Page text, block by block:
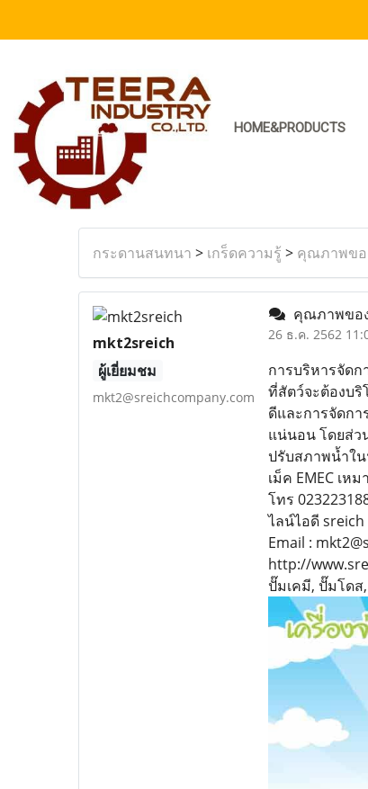
HOME&PRODUCTS
กระดานสนทนา > เกร็ดความรู้ > คุณภาพขอ
mkt2sreich
ผู้เยี่ยมชม
mkt2@sreichcompany.com
คุณภาพขอ
26 ธ.ค. 2562
การบริหารจัดก
ที่สัตว์จะต้องบ
ดีและการจัดก
แน่นอน โดยส่ว
ปรับสภาพน้ำใน
เม็ค EMEC เ
โทร
ไลน์ไอดี sreich
Email :
http://
ปั๊มเคมี, ปั๊มโดส